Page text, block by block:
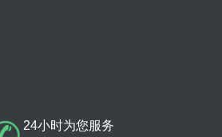
24小时为您服务